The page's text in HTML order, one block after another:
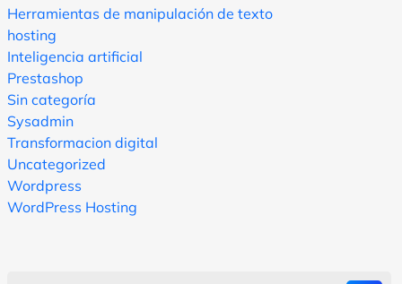
Herramientas de manipulación de texto
hosting
Inteligencia artificial
Prestashop
Sin categoría
Sysadmin
Transformacion digital
Uncategorized
Wordpress
WordPress Hosting